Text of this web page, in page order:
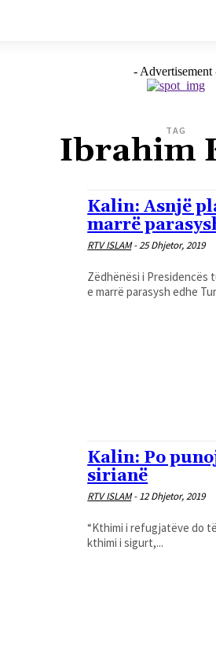
- Advertisement
TAG
Ibrahim
Kalin: Asnjë
marrë
RTV ISLAM -25 Dhjetor, 2019
Zëdhënësi i Presidencës
Kalin: Po
sirianë
RTV ISLAM - 12 Dhjetor, 2019
“Kthimi i refugjatëve do
kthimi i sigurt,...